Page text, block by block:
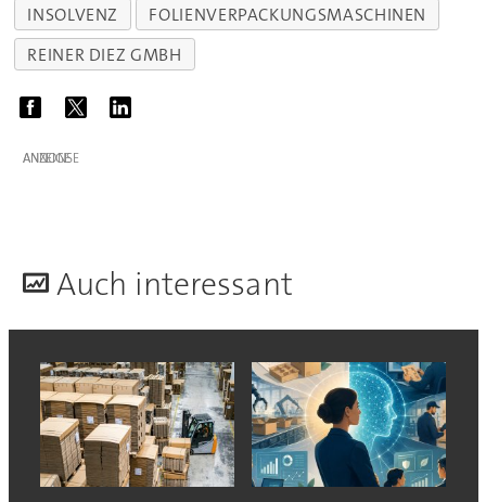
INSOLVENZ
FOLIENVERPACKUNGSMASCHINEN
REINER DIEZ GMBH
ANZEIGE
Auch interessant